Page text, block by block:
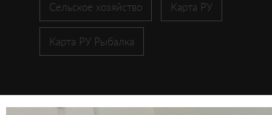
Сельское хозяйство Карта РУ
Карта РУ Рыбалка